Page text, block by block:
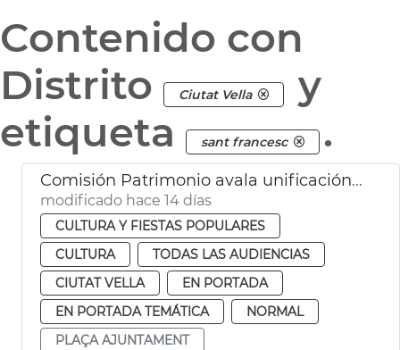
Contenido con
Distrito
Ciutat Vella
y
etiqueta
sant francesc .
Comisión Patrimonio avala unificación estética terrazas plaza Ayuntamiento València
modificado hace 14 días
CULTURA Y FIESTAS POPULARES
CULTURA
TODAS LAS AUDIENCIAS
CIUTAT VELLA
EN PORTADA
EN PORTADA TEMÁTICA
NORMAL
PLAÇA AJUNTAMENT